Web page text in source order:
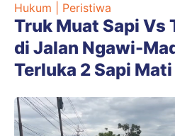
Hukum | Peristiwa
Truk Muat Sapi Vs
di Jalan Ngawi-
Terluka 2 Sapi Mati